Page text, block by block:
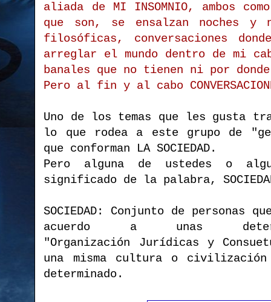
aliada de MI INSOMNIO, ambos
que son, se ensalzan noches y
filosóficas, conversaciones
arreglar el mundo dentro de mi
banales que no tienen ni por
Pero al fin y al cabo
Uno de los temas que les gusta
lo que rodea a este grupo de
que conforman LA SOCIEDAD.
Pero alguna de ustedes o
significado de la palabra,
SOCIEDAD: Conjunto de
acuerdo a unas
"Organización Jurídicas y
una misma cultura o
determinado.